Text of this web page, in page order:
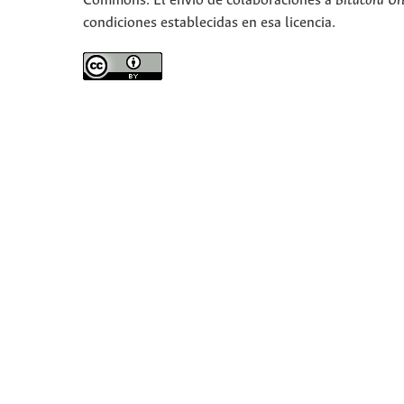
condiciones establecidas en esa licencia.